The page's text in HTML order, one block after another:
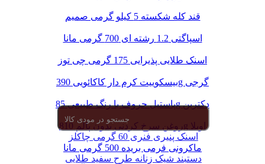
اسنک پنیری فنری 60 گرمی چاکلز
دستبند شیک زنانه طرح سفید طلایی
قند کله شکسته 5 کیلو گرمی صمیم
اسپاگتی 1.2 رشته ای 700 گرمی مانا
اسنک طلایی پذیرایی 175 گرمی چی توز
بیسکوییت کرم دار کاکائویی 390g گرجی
پاستیل حروف با رنگ طبیعی 85g دکتربن
روغن سرخ کردنی بدون پالم 810g اویلا
ماکرونی فرمی بریده 500 گرمی مانا